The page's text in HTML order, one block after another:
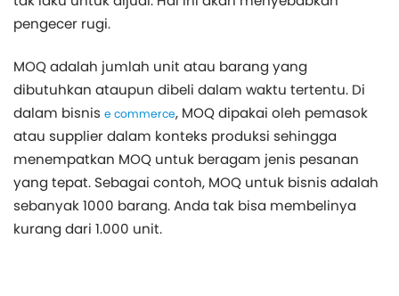
pengecer rugi.
MOQ adalah jumlah unit atau barang yang
dibutuhkan ataupun dibeli dalam waktu tertentu. Di
dalam bisnis e commerce, MOQ dipakai oleh pemasok
atau supplier dalam konteks produksi sehingga
menempatkan MOQ untuk beragam jenis pesanan
yang tepat. Sebagai contoh, MOQ untuk bisnis adalah
sebanyak 1000 barang. Anda tak bisa membelinya
kurang dari 1.000 unit.